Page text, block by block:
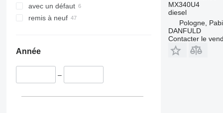
avec un défaut
remis à neuf
Année
–
MX340U4
diesel
Pologne,
DANFULD
Contacter le